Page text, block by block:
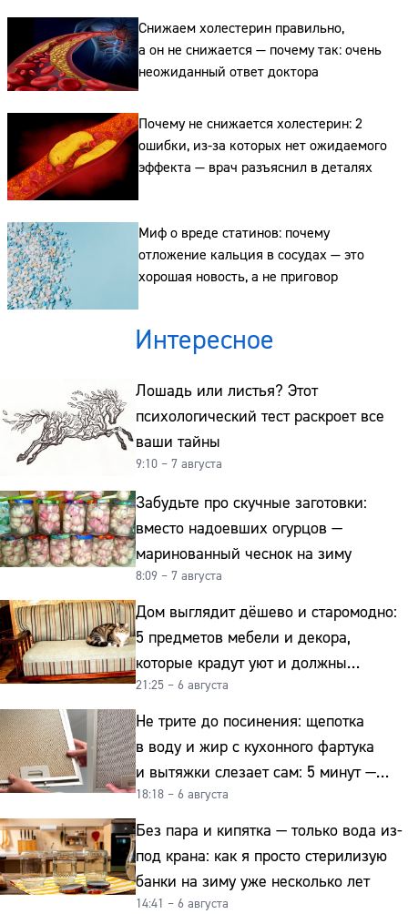
Снижаем холестерин правильно,
а он не снижается — почему так: очень
неожиданный ответ доктора
Почему не снижается холестерин: 2
ошибки, из-за которых нет ожидаемого
эффекта — врач разъяснил в деталях
Миф о вреде статинов: почему
отложение кальция в сосудах — это
хорошая новость, а не приговор
Интересное
Лошадь или листья? Этот
психологический тест раскроет все
ваши тайны
9:10 – 7 августа
Забудьте про скучные заготовки:
вместо надоевших огурцов —
маринованный чеснок на зиму
8:09 – 7 августа
Дом выглядит дёшево и старомодно:
5 предметов мебели и декора,
которые крадут уют и должны
отправиться на свалку прямо сейчас
21:25 – 6 августа
Не трите до посинения: щепотка
в воду и жир с кухонного фартука
и вытяжки слезает сам: 5 минут —
и сверкает как новая
18:18 – 6 августа
Без пара и кипятка — только вода из-
под крана: как я просто стерилизую
банки на зиму уже несколько лет
14:41 – 6 августа
Сайт:
Телефон: